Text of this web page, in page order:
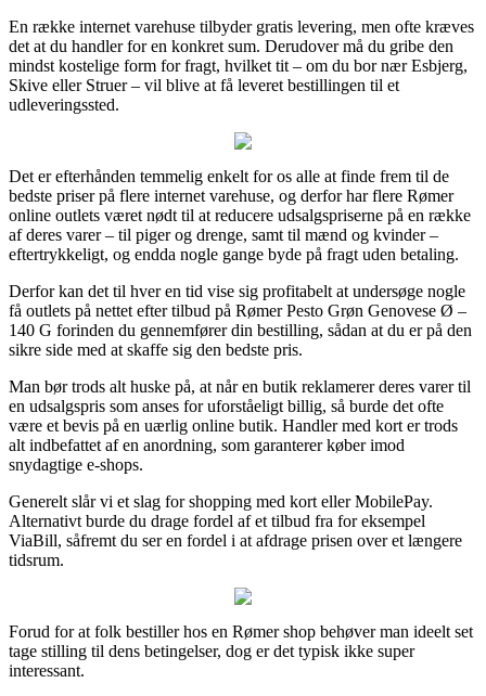
En række internet varehuse tilbyder gratis levering, men ofte kræves
det at du handler for en konkret sum. Derudover må du gribe den
mindst kostelige form for fragt, hvilket tit – om du bor nær Esbjerg,
Skive eller Struer – vil blive at få leveret bestillingen til et
udleveringssted.
Det er efterhånden temmelig enkelt for os alle at finde frem til de
bedste priser på flere internet varehuse, og derfor har flere Rømer
online outlets været nødt til at reducere udsalgspriserne på en række
af deres varer – til piger og drenge, samt til mænd og kvinder –
eftertrykkeligt, og endda nogle gange byde på fragt uden betaling.
Derfor kan det til hver en tid vise sig profitabelt at undersøge nogle
få outlets på nettet efter tilbud på Rømer Pesto Grøn Genovese Ø –
140 G forinden du gennemfører din bestilling, sådan at du er på den
sikre side med at skaffe sig den bedste pris.
Man bør trods alt huske på, at når en butik reklamerer deres varer til
en udsalgspris som anses for uforståeligt billig, så burde det ofte
være et bevis på en uærlig online butik. Handler med kort er trods
alt indbefattet af en anordning, som garanterer køber imod
snydagtige e-shops.
Generelt slår vi et slag for shopping med kort eller MobilePay.
Alternativt burde du drage fordel af et tilbud fra for eksempel
ViaBill, såfremt du ser en fordel i at afdrage prisen over et længere
tidsrum.
Forud for at folk bestiller hos en Rømer shop behøver man ideelt set
tage stilling til dens betingelser, dog er det typisk ikke super
interessant.